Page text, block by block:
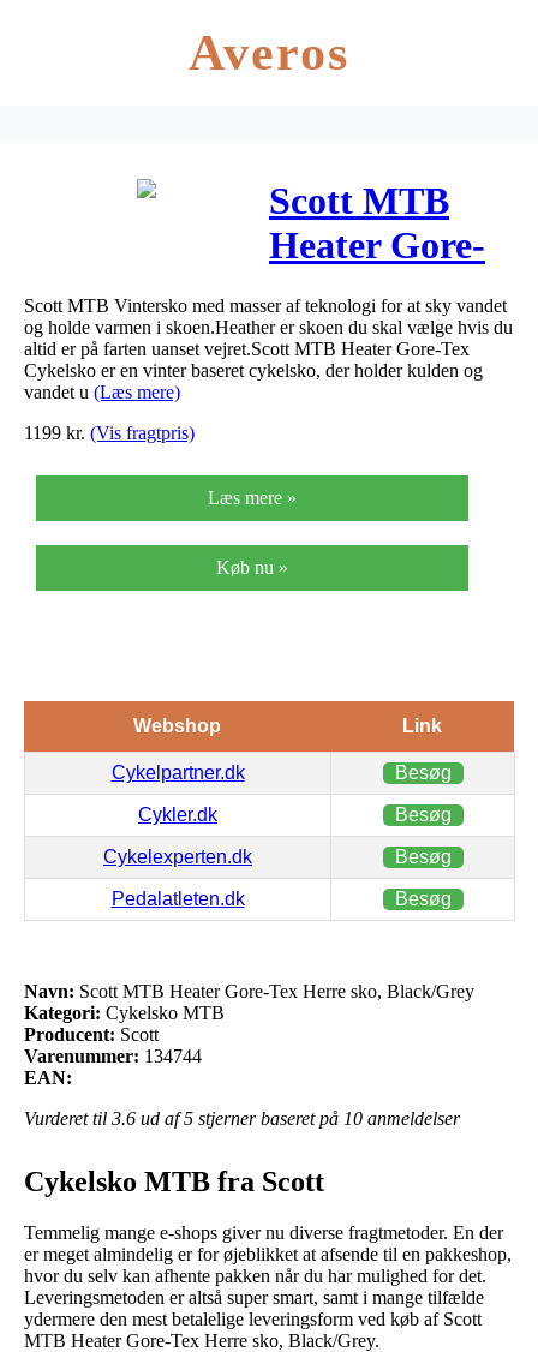
Averos
Scott MTB
Heater Gore-
Tex Herre sko,
Black/Grey
Scott MTB Vintersko med masser af teknologi for at sky vandet
og holde varmen i skoen.Heather er skoen du skal vælge hvis du
altid er på farten uanset vejret.Scott MTB Heater Gore-Tex
Cykelsko er en vinter baseret cykelsko, der holder kulden og
vandet u (Læs mere)
1199 kr. (Vis fragtpris)
Læs mere »
Køb nu »
Webshop Link
Cykelpartner.dk Besøg
Cykler.dk Besøg
Cykelexperten.dk Besøg
Pedalatleten.dk Besøg
Navn: Scott MTB Heater Gore-Tex Herre sko, Black/Grey
Kategori: Cykelsko MTB
Producent: Scott
Varenummer: 134744
EAN:
Vurderet til 3.6 ud af 5 stjerner baseret på 10 anmeldelser
Cykelsko MTB fra Scott
Temmelig mange e-shops giver nu diverse fragtmetoder. En der
er meget almindelig er for øjeblikket at afsende til en pakkeshop,
hvor du selv kan afhente pakken når du har mulighed for det.
Leveringsmetoden er altså super smart, samt i mange tilfælde
ydermere den mest betalelige leveringsform ved køb af Scott
MTB Heater Gore-Tex Herre sko, Black/Grey.